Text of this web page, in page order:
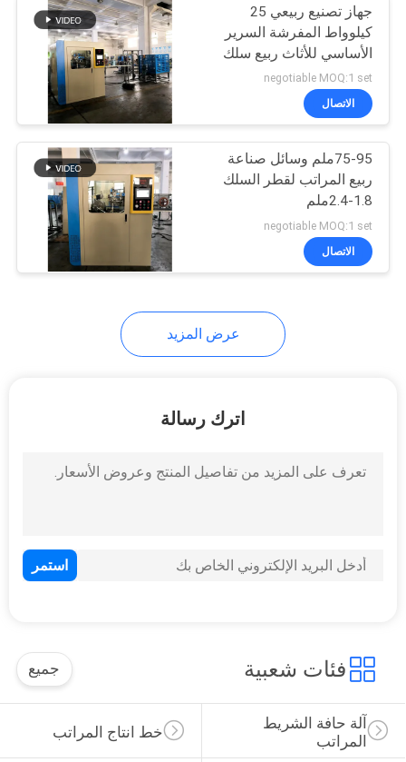
آلة الربيع صوفا
آلة قطع استقامة
الأسلاك
10
آلة رغوة المراتب
جهاز تصنيع ربيعي 25
كيلوواط المفرشة السرير
الأساسي للأثاث ربيع سلك
قطر 1.8-2.4mm
negotiable MOQ:1 set
الاتصال
75-95ملم وسائل صناعة
ربيع المراتب لقطر السلك
1.8-2.4ملم
negotiable MOQ:1 set
الاتصال
عرض المزيد
اترك رسالة
فئات شعبية جميع
خط انتاج المراتب
آلة حافة الشريط
المراتب